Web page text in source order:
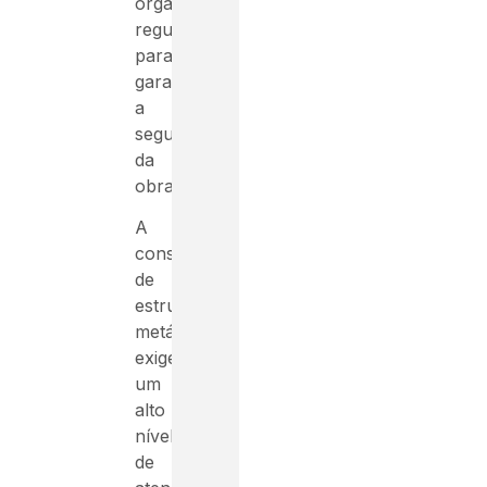
reguladores
para
garantir
a
segurança
da
obra.
A
construção
de
estruturas
metálicas
exige
um
alto
nível
de